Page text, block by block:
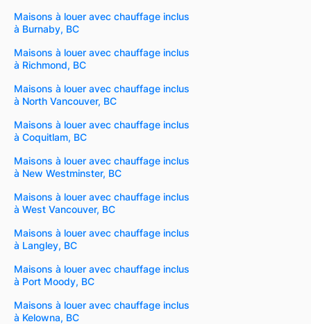
Maisons à louer avec chauffage inclus
à Burnaby, BC
Maisons à louer avec chauffage inclus
à Richmond, BC
Maisons à louer avec chauffage inclus
à North Vancouver, BC
Maisons à louer avec chauffage inclus
à Coquitlam, BC
Maisons à louer avec chauffage inclus
à New Westminster, BC
Maisons à louer avec chauffage inclus
à West Vancouver, BC
Maisons à louer avec chauffage inclus
à Langley, BC
Maisons à louer avec chauffage inclus
à Port Moody, BC
Maisons à louer avec chauffage inclus
à Kelowna, BC